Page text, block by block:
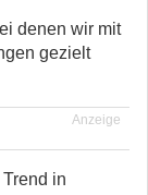
denen wir mit
gezielt
Anzeige
in